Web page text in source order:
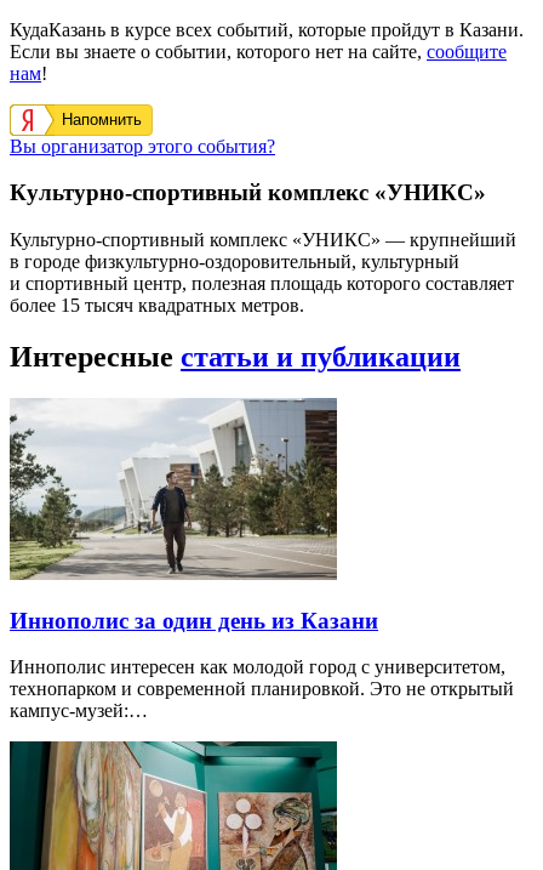
КудаКазань в курсе всех событий, которые пройдут в Казани.
Если вы знаете о событии, которого нет на сайте, сообщите
нам!
Напомнить
Вы организатор этого события?
Культурно-спортивный комплекс «УНИКС»
Культурно-спортивный комплекс «УНИКС» — крупнейший
в городе физкультурно-оздоровительный, культурный
и спортивный центр, полезная площадь которого составляет
более 15 тысяч квадратных метров.
Интересные статьи и публикации
Иннополис за один день из Казани
Иннополис интересен как молодой город с университетом,
технопарком и современной планировкой. Это не открытый
кампус-музей:…